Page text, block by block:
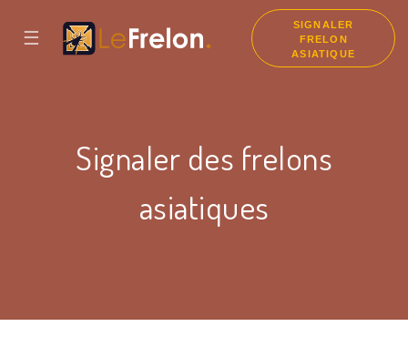
☰
SIGNALER
FRELON
ASIATIQUE
Signaler des frelons
asiatiques